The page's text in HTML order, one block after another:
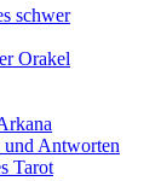
schwer
Orakel
und Antworten
Tarot